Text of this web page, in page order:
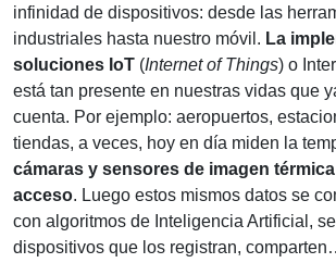
infinidad de dispositivos: desde las
industriales hasta nuestro móvil. La
soluciones IoT (Internet of Things) o
está tan presente en nuestras vidas que
cuenta. Por ejemplo: aeropuertos,
tiendas, a veces, hoy en día miden la
cámaras y sensores de imagen
acceso. Luego estos mismos datos se
con algoritmos de Inteligencia Artificial,
dispositivos que los registran,